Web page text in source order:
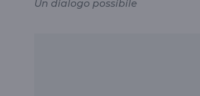
Un dialogo possibile